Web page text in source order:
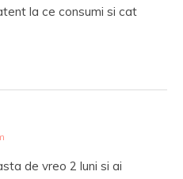
la ce consumi si cat
de vreo 2 luni si ai